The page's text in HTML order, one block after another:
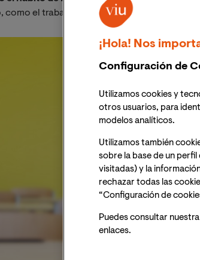
como el trabajo y/o la familia.
¡Hola! Nos
Configuración de
Utilizamos cookies y
otros usuarios, para
modelos analíticos.
Utilizamos también
sobre la base de un
visitadas) y la
rechazar todas las
“Configuración de
Puedes consultar nuestra
enlaces.